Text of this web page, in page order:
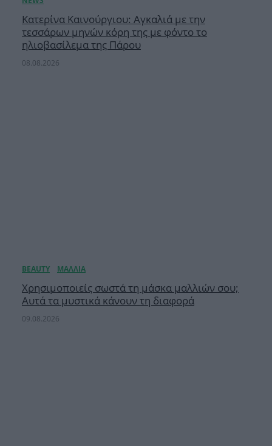
Κατερίνα Καινούργιου: Αγκαλιά με την
τεσσάρων μηνών κόρη της με φόντο το
ηλιοβασίλεμα της Πάρου
08.08.2026
Χρησιμοποιείς σωστά τη μάσκα μαλλιών σου;
Αυτά τα μυστικά κάνουν τη διαφορά
09.08.2026